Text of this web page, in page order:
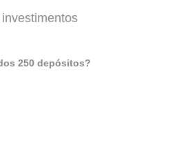
250 depósitos?